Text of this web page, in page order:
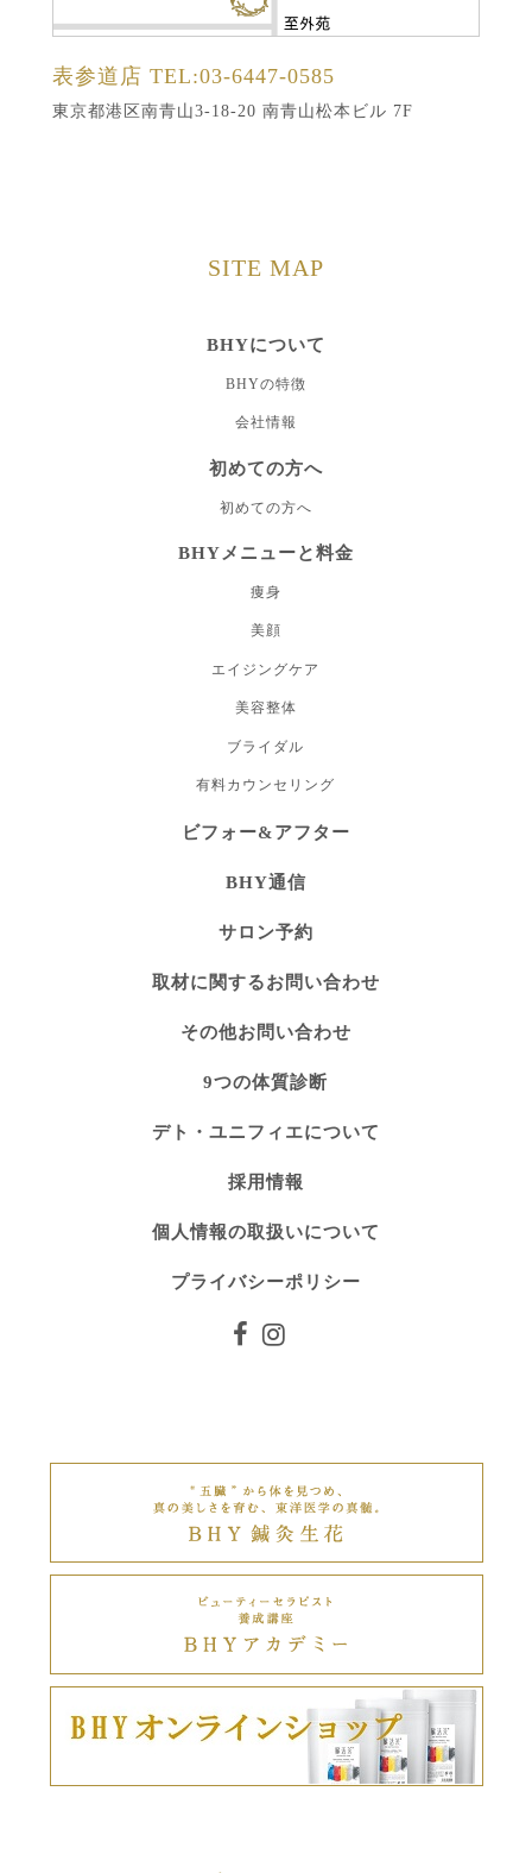
表参道店 TEL:03-6447-0585
東京都港区南青山3-18-20 南青山松本ビル 7F
SITE MAP
BHYについて
BHYの特徴
会社情報
初めての方へ
初めての方へ
BHYメニューと料金
痩身
美顔
エイジングケア
美容整体
ブライダル
有料カウンセリング
ビフォー&アフター
BHY通信
サロン予約
取材に関するお問い合わせ
その他お問い合わせ
9つの体質診断
デト・ユニフィエについて
採用情報
個人情報の取扱いについて
プライバシーポリシー